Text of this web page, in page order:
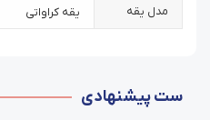
مدل یقه یقه کراواتی
ست پیشنهادی